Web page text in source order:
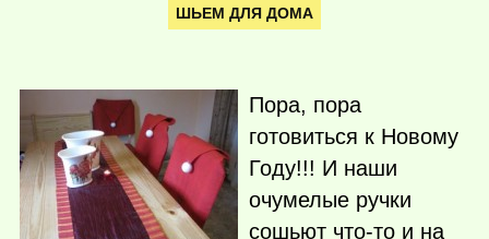
ШЬЕМ ДЛЯ ДОМА
Пора, пора
готовиться к Новому
Году!!! И наши
очумелые ручки
сошьют что-то и на